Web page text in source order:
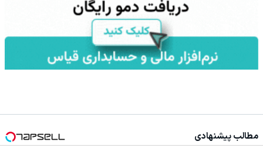
مطالب پیشنهادی